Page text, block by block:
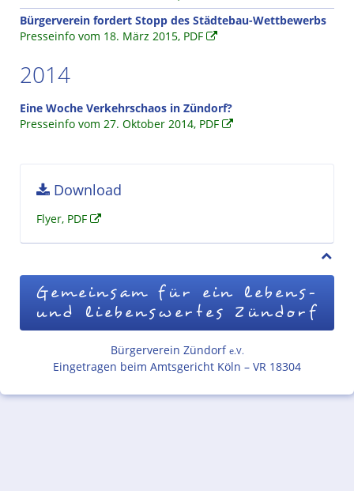
Bürgerverein fordert Stopp des Städtebau-Wettbewerbs
Presseinfo vom 18. März 2015, PDF
2014
Eine Woche Verkehrschaos in Zündorf?
Presseinfo vom 27. Oktober 2014, PDF
Download
Flyer, PDF
Gemeinsam für ein lebens-
und liebenswertes Zündorf
Bürgerverein Zündorf e.V.
Eingetragen beim Amtsgericht Köln – VR 18304